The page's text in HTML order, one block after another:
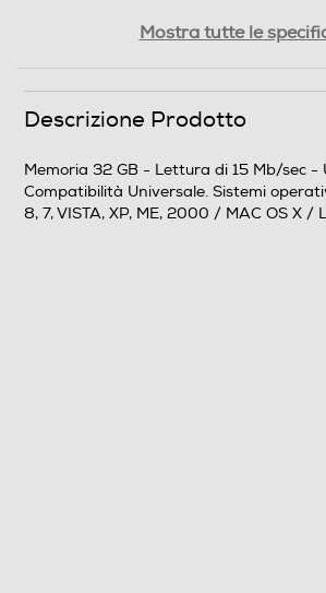
ReadyBoost
Mostra tutte le
Descrizione Prodotto
Memoria 32 GB - Lettura di 15 Mb/sec -
Compatibilità Universale. Sistemi
8, 7, VISTA, XP, ME, 2000 / MAC OS X /